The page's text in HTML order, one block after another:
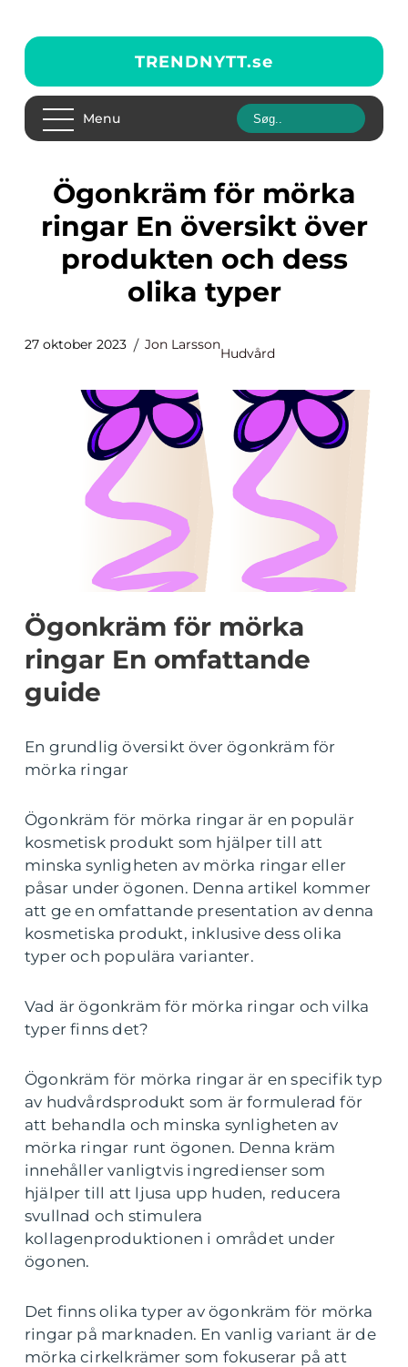
TRENDNYTT.se
Menu
Ögonkräm för mörka
ringar En översikt över
produkten och dess
olika typer
27 oktober 2023 Jon Larsson
Hudvård
Ögonkräm för mörka
ringar En omfattande
guide
En grundlig översikt över ögonkräm för
mörka ringar
Ögonkräm för mörka ringar är en populär
kosmetisk produkt som hjälper till att
minska synligheten av mörka ringar eller
påsar under ögonen. Denna artikel kommer
att ge en omfattande presentation av denna
kosmetiska produkt, inklusive dess olika
typer och populära varianter.
Vad är ögonkräm för mörka ringar och vilka
typer finns det?
Ögonkräm för mörka ringar är en specifik typ
av hudvårdsprodukt som är formulerad för
att behandla och minska synligheten av
mörka ringar runt ögonen. Denna kräm
innehåller vanligtvis ingredienser som
hjälper till att ljusa upp huden, reducera
svullnad och stimulera
kollagenproduktionen i området under
ögonen.
Det finns olika typer av ögonkräm för mörka
ringar på marknaden. En vanlig variant är de
mörka cirkelkrämer som fokuserar på att